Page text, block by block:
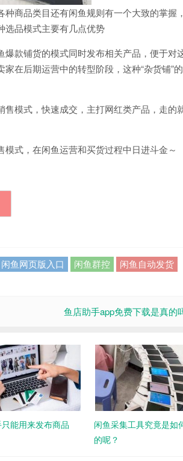
商品类目还有闲鱼规则有一个大致的掌握
选品模式主要有几点优势
款铺货的模式同时发布相关产品，便于对
在后期运营中的转型阶段，这种“杂货铺”
模式，快速成交，主打网红类产品，走的
模式，在闲鱼运营和买货过程中日进斗金～
闲鱼网页版入口 闲鱼群控
闲鱼自动发货
鱼店助手app免费下载是真的
能用来发布商品
闲鱼采集工具究竟是如
的呢？